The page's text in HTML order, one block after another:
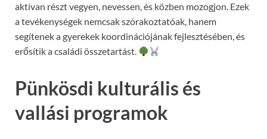
aktívan részt vegyen, nevessen, és közben mozogjon. Ezek
a tevékenységek nemcsak szórakoztatóak, hanem
segítenek a gyerekek koordinációjának fejlesztésében, és
erősítik a családi összetartást.
Pünkösdi kulturális és
vallási programok